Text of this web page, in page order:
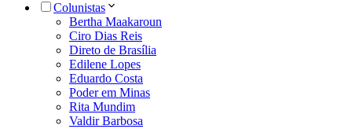
Colunistas
Bertha Maakaroun
Ciro Dias Reis
Direto de Brasília
Edilene Lopes
Eduardo Costa
Poder em Minas
Rita Mundim
Valdir Barbosa